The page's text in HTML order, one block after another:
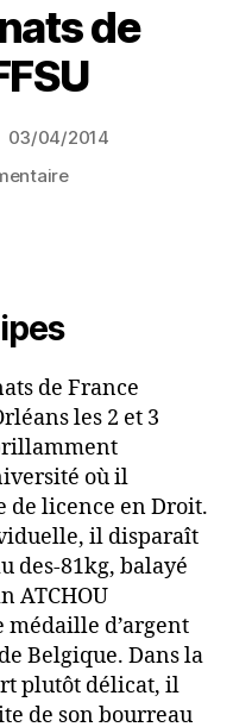
de
03/04/2014
de France
les 2 et 3
où il
de licence en Droit.
il disparaît
des-81kg, balayé
ATCHOU
médaille d’argent
Belgique. Dans la
plutôt délicat, il
de son bourreau